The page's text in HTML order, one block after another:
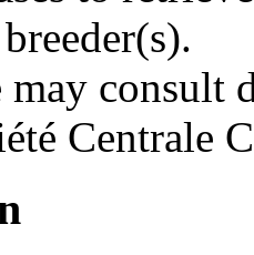
consult
Centrale